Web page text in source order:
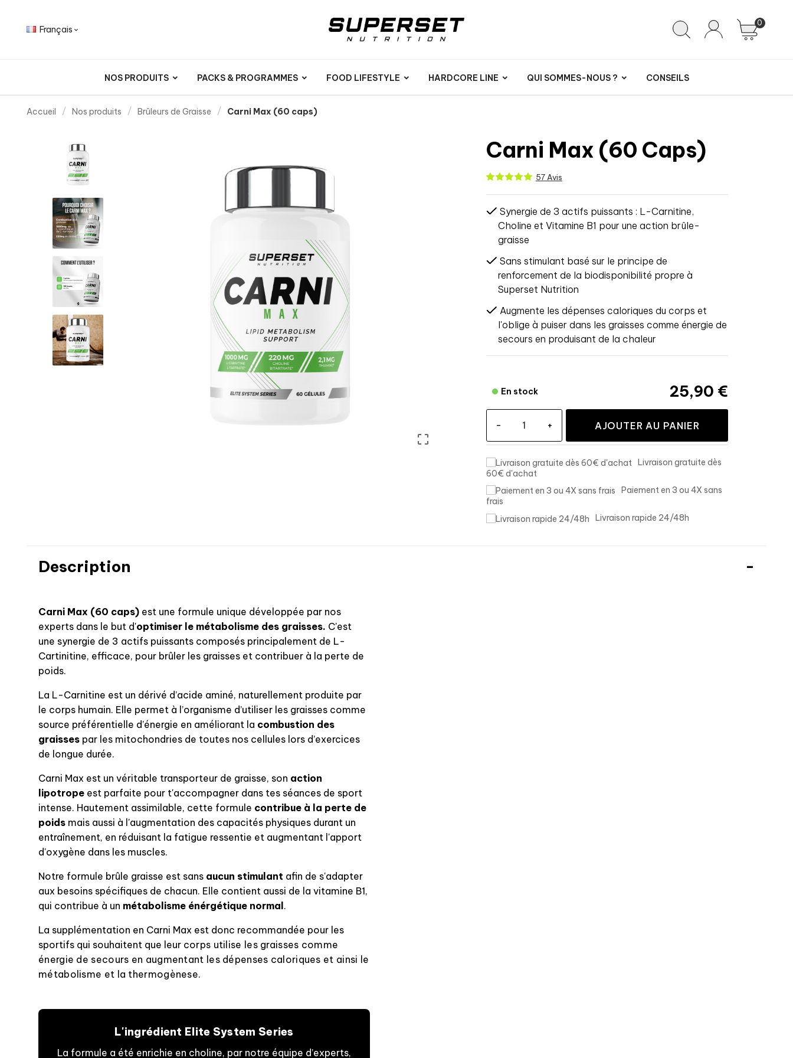
Français 
0
NOS PRODUITS PACKS & PROGRAMMES FOOD LIFESTYLE HARDCORE LINE QUI SOMMES-NOUS ? CONSEILS
Accueil Nos produits Brûleurs de Graisse Carni Max (60 caps)

Carni Max (60 Caps)
57 Avis
Synergie de 3 actifs puissants : L-Carnitine,
Choline et Vitamine B1 pour une action brûle-
graisse
Sans stimulant basé sur le principe de
renforcement de la biodisponibilité propre à
Superset Nutrition
Augmente les dépenses caloriques du corps et
l'oblige à puiser dans les graisses comme énergie de
secours en produisant de la chaleur
25,90 €
En stock
- + AJOUTER AU PANIER
Livraison gratuite dès
60€ d'achat
Paiement en 3 ou 4X sans
frais
Livraison rapide 24/48h
Description
Carni Max (60 caps) est une formule unique développée par nos
experts dans le but d'optimiser le métabolisme des graisses. C'est
une synergie de 3 actifs puissants composés principalement de L-
Cartinitine, efficace, pour brûler les graisses et contribuer à la perte de
poids.
La L-Carnitine est un dérivé d’acide aminé, naturellement produite par
le corps humain. Elle permet à l’organisme d’utiliser les graisses comme
source préférentielle d’énergie en améliorant la combustion des
graisses par les mitochondries de toutes nos cellules lors d’exercices
de longue durée.
Carni Max est un véritable transporteur de graisse, son action
lipotrope est parfaite pour t'accompagner dans tes séances de sport
intense. Hautement assimilable, cette formule contribue à la perte de
poids mais aussi à l'augmentation des capacités physiques durant un
entraînement, en réduisant la fatigue ressentie et augmentant l'apport
d'oxygène dans les muscles.
Notre formule brûle graisse est sans aucun stimulant afin de s'adapter
aux besoins spécifiques de chacun. Elle contient aussi de la vitamine B1,
qui contribue à un métabolisme énérgétique normal.
La supplémentation en Carni Max est donc recommandée pour les
sportifs qui souhaitent que leur corps utilise les graisses comme
énergie de secours en augmentant les dépenses caloriques et ainsi le
métabolisme et la thermogènese.
L'ingrédient Elite System Series
La formule a été enrichie en choline, par notre équipe d’experts,